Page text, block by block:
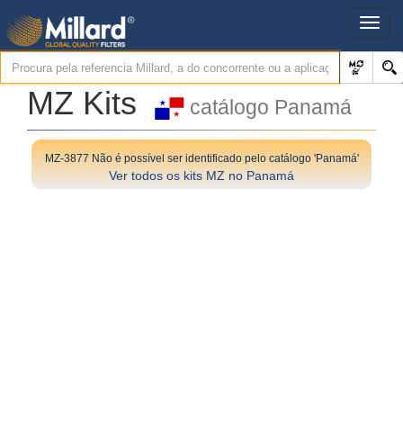
MZ Kits catálogo Panamá
MZ-3877 Não é possível ser identificado pelo catálogo 'Panamá'
Ver todos os kits MZ no Panamá